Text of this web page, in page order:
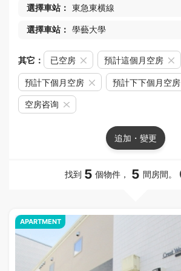
選擇車站： 東急東横線
選擇車站： 學藝大學
其它： 已空房 預計這個月空房
預計下個月空房 預計下下個月空房
空房咨询
追加・變更
找到 5 個物件， 5 間房間。
APARTMENT